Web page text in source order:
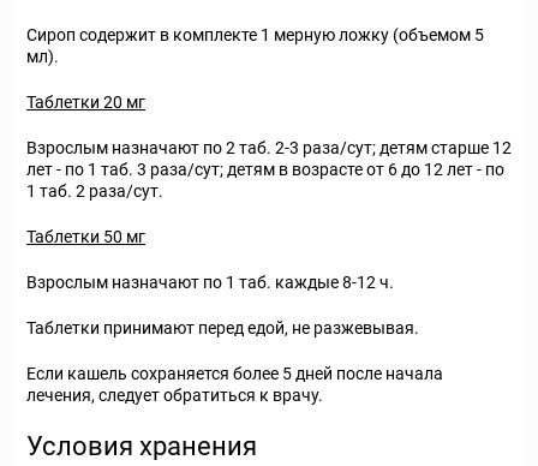
Сироп содержит в комплекте 1 мерную ложку (объемом 5
мл).
Таблетки 20 мг
Взрослым назначают по 2 таб. 2-3 раза/сут; детям старше 12
лет - по 1 таб. 3 раза/сут; детям в возрасте от 6 до 12 лет - по
1 таб. 2 раза/сут.
Таблетки 50 мг
Взрослым назначают по 1 таб. каждые 8-12 ч.
Таблетки принимают перед едой, не разжевывая.
Если кашель сохраняется более 5 дней после начала
лечения, следует обратиться к врачу.
Условия хранения